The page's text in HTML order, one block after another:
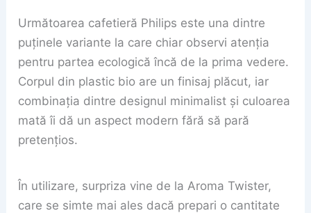
Următoarea cafetieră Philips este una dintre
puținele variante la care chiar observi atenția
pentru partea ecologică încă de la prima vedere.
Corpul din plastic bio are un finisaj plăcut, iar
combinația dintre designul minimalist și culoarea
mată îi dă un aspect modern fără să pară
pretențios.
În utilizare, surpriza vine de la Aroma Twister,
care se simte mai ales dacă prepari o cantitate